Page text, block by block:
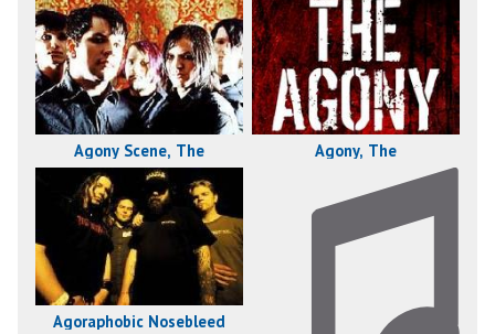
Agony Scene, The Agony, The
Agoraphobic Nosebleed